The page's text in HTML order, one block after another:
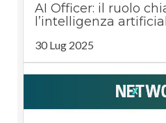
AI Officer: il ruolo
l’intelligenza
30 Lug 2025